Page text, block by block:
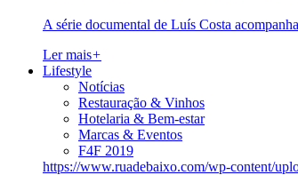
A série documental de Luís Costa
Ler mais+
Lifestyle
Notícias
Restauração & Vinhos
Hotelaria & Bem-estar
Marcas & Eventos
F4F 2019
https://www.ruadebaixo.com/wp-content/